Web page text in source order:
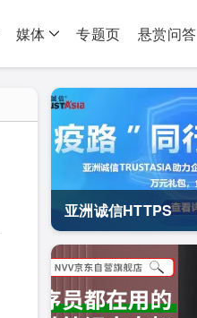
媒体 专题页 悬赏问答
亚洲诚信HTTPS